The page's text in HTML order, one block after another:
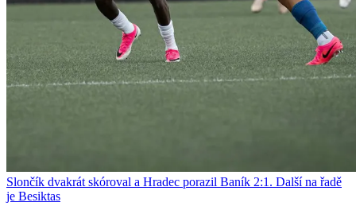
Slončík dvakrát skóroval a Hradec porazil Baník 2:1. Další na řadě
je Besiktas